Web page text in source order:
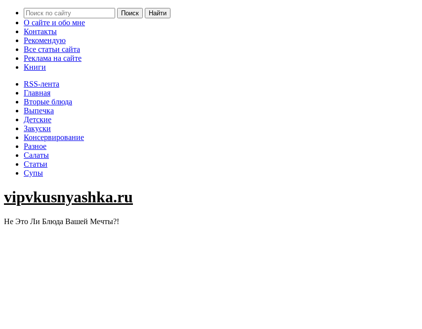
О сайте и обо мне
Контакты
Рекомендую
Все статьи сайта
Реклама на сайте
Книги
RSS-лента
Главная
Вторые блюда
Выпечка
Детские
Закуски
Консервирование
Разное
Салаты
Статьи
Супы
vipvkusnyashka.ru
Не Это Ли Блюда Вашей Мечты?!